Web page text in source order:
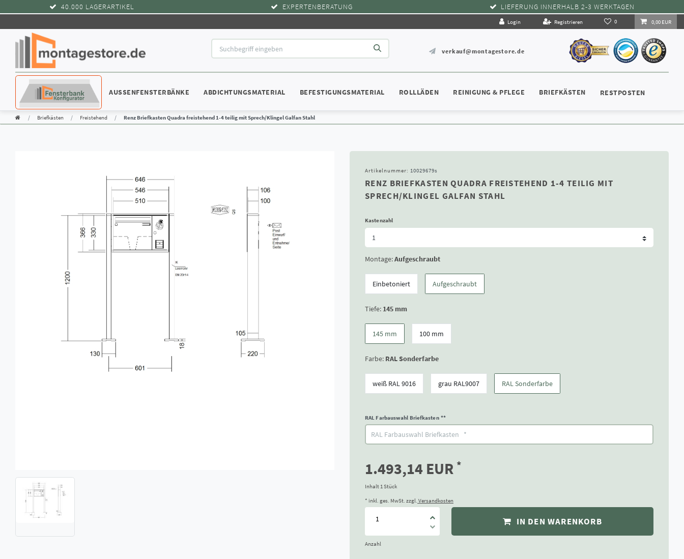
40.000 LAGERARTIKEL EXPERTENBERATUNG LIEFERUNG INNERHALB 2-3 WERKTAGEN
Login Registrieren 0 0,00 EUR
verkauf@montagestore.de
KONFIGURATOR
AUSSENFENSTERBÄNKE
ABDICHTUNGSMATERIAL BEFESTIGUNGSMATERIAL ROLLLÄDEN REINIGUNG & PFLEGE BRIEFKÄSTEN RESTPOSTEN
Briefkästen Freistehend Renz Briefkasten Quadra freistehend 1-4 teilig mit Sprech/Klingel Galfan Stahl
Artikelnummer: 10029679s
RENZ BRIEFKASTEN QUADRA FREISTEHEND 1-4 TEILIG MIT
SPRECH/KLINGEL GALFAN STAHL
Kastenzahl
Montage:Aufgeschraubt
Einbetoniert Aufgeschraubt
Tiefe: 145 mm
145 mm 100 mm
Farbe: RAL Sonderfarbe
weiß RAL 9016 grau RAL9007 RAL Sonderfarbe
RAL Farbauswahl Briefkasten **
1.493,14 EUR *
Inhalt 1Stück
* inkl. ges. MwSt. zzgl. Versandkosten
IN DEN WARENKORB
Anzahl